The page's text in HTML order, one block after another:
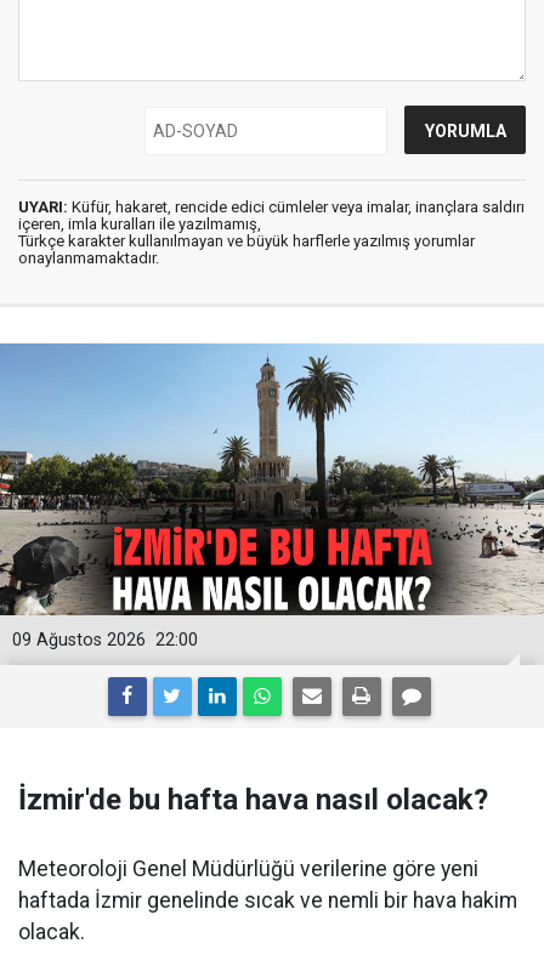
UYARI: Küfür, hakaret, rencide edici cümleler veya imalar, inançlara saldırı
içeren, imla kuralları ile yazılmamış,
Türkçe karakter kullanılmayan ve büyük harflerle yazılmış yorumlar
onaylanmamaktadır.
22:00
09 Ağustos 2026
İzmir'de bu hafta hava nasıl olacak?
Meteoroloji Genel Müdürlüğü verilerine göre yeni
haftada İzmir genelinde sıcak ve nemli bir hava hakim
olacak.